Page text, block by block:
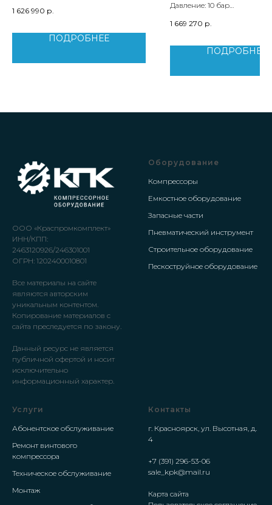
Мощность двигателя: 55 кВт
Вес: 1290 кг
1 626 990 р.
ПОДРОБНЕЕ
Давление: 10 бар
Мощность двигателя: 22 кВт
1 669 270 р.
ПОДРОБНЕЕ
ООО «Краспромкомплект»
ИНН/КПП:
2463120926/246301001
ОГРН: 1202400010801
Все материалы на сайте
являются авторским
уникальным контентом.
Копирование материалов с
сайта преследуется по закону.
Данный ресурс не является
публичной офертой и носит
исключительно
информационный характер.
Оборудование
Компрессоры
Емкостное оборудование
Запасные части
Пневматический инструмент
Строительное оборудование
Пескоструйное оборудование
Услуги
Абонентское обслуживание
Ремонт винтового
компрессора
Техническое обслуживание
Монтаж
Контакты
г. Красноярск, ул. Высотная, д.
4
+7 (391) 296-53-06
sale_kpk@mail.ru
Карта сайта